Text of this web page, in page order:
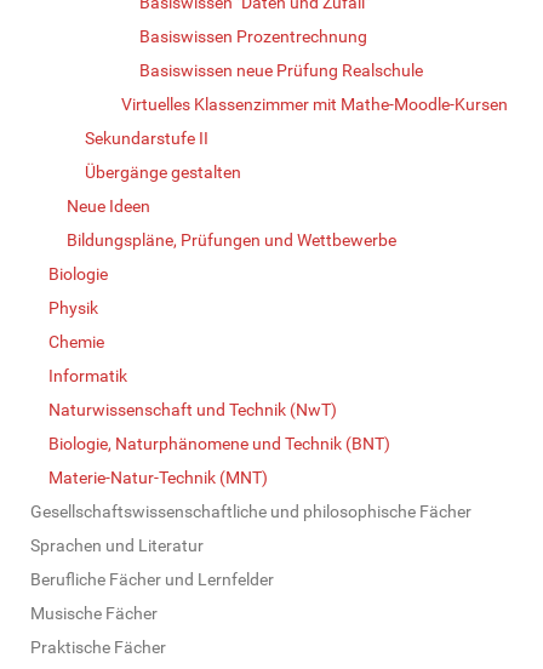
Basiswissen Prozentrechnung
Basiswissen neue Prüfung Realschule
Virtuelles Klassenzimmer mit Mathe-Moodle-Kursen
Sekundarstufe II
Übergänge gestalten
Neue Ideen
Bildungspläne, Prüfungen und Wettbewerbe
Biologie
Physik
Chemie
Informatik
Naturwissenschaft und Technik (NwT)
Biologie, Naturphänomene und Technik (BNT)
Materie-Natur-Technik (MNT)
Gesellschaftswissenschaftliche und philosophische Fächer
Sprachen und Literatur
Berufliche Fächer und Lernfelder
Musische Fächer
Praktische Fächer